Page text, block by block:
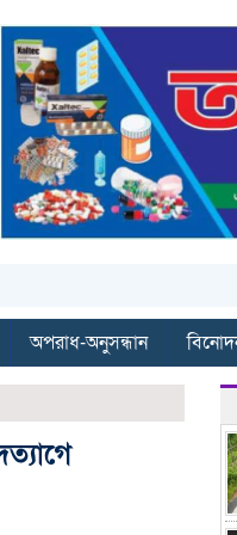
অপরাধ-অনুসন্ধান